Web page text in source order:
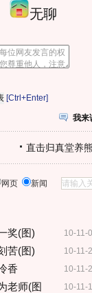
无聊
[Ctrl+Enter]
我来
直击归真堂养
网页 新闻
10-11-
奖(图)
10-11-
苦(图)
10-11-
香
10-11-
老师(图